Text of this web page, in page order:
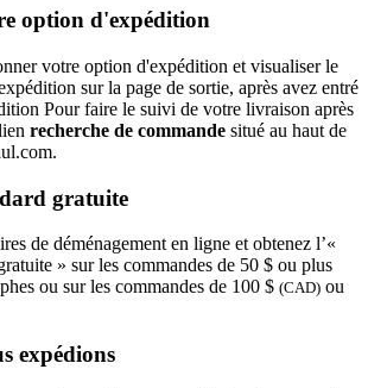
option d'expédition
votre option d'expédition et visualiser le
sur la page de sortie, après avez entré
Pour faire le suivi de votre livraison après
recherche de commande situé au haut de
gratuite
de déménagement en ligne et obtenez l’«
» sur les commandes de 50 $ ou plus
ou sur les commandes de 100 $ (CAD) ou
expédions